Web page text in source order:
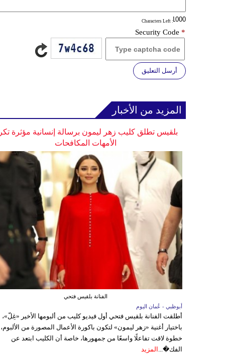
: Characters Left
Security Code *
أرسل التعليق
المزيد من الأخبار
بلقيس تطلق كليب زهر ليمون برسالة إنسانية مؤثرة
الأمهات المكافحات
الفنانة بلقيس فتحي
أبوظبي - عُمان اليوم
أطلقت الفنانة بلقيس فتحي أول فيديو كليب من ألبومها الأخير «غِلّ»،
باختيار أغنية «زهر ليمون» لتكون باكورة الأعمال المصورة من
خطوة لاقت تفاعلًا واسعًا من جمهورها، خاصة أن الكليب ابتعد عن
الفك�... المزيد